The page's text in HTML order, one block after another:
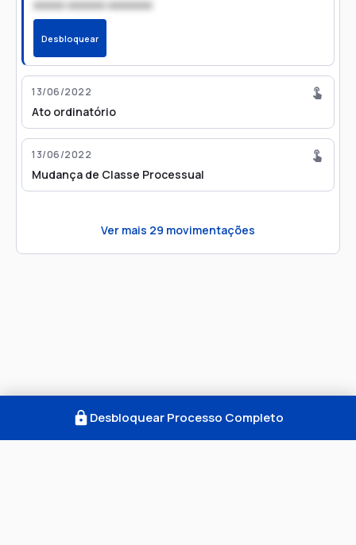
xxxxx xxxxxx xxxxxxx
Desbloquear
13/06/2022
Ato ordinatório
13/06/2022
Mudança de Classe Processual
Ver mais 29 movimentações
Desbloquear Processo Completo